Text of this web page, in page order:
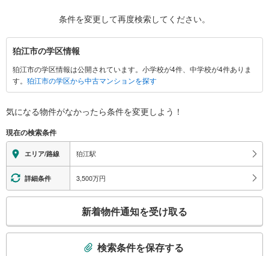
条件を変更して再度検索してください。
狛
江
市
に
す
情
報
狛江市の学区情報
狛江市の学区情報は公開されています。小学校が4件、中学校が4件ありま
す。 狛江市の学区から中古マンションを探す
気になる物件がなかったら条件を変更しよう！
現在の検索条件
エリア/路線 狛江駅
詳細条件 3,500万円
検
新着物件通知を受け取る
検索条件を保存する